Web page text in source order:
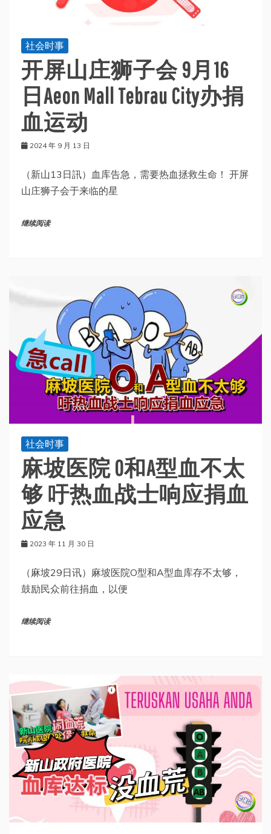
社会时事
开屏山庄狮子会 9月16
日Aeon Mall Tebrau City办捐
血运动
2024 年 9 月 13 日
（新山13日訊）血库告急，需要热血拯救生命！ 开屏
山庄狮子会于来临的星
继续阅读
社会时事
麻坡医院 O和A型血不太
够 吁热血战士响应捐血
应急
2023 年 11 月 30 日
（麻坡29日讯）麻坡医院O型和A型血库存不太够，
鼓励民众前往捐血，以便
继续阅读